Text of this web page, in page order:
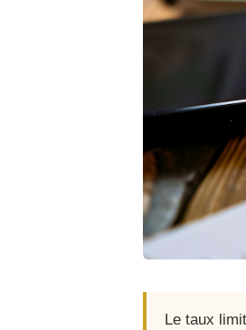
Le taux